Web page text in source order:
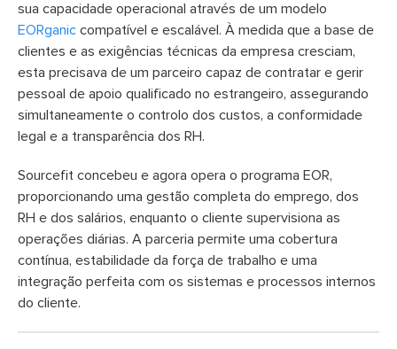
sua capacidade operacional através de um modelo
EORganic compatível e escalável. À medida que a base de
clientes e as exigências técnicas da empresa cresciam,
esta precisava de um parceiro capaz de contratar e gerir
pessoal de apoio qualificado no estrangeiro, assegurando
simultaneamente o controlo dos custos, a conformidade
legal e a transparência dos RH.
Sourcefit concebeu e agora opera o programa EOR,
proporcionando uma gestão completa do emprego, dos
RH e dos salários, enquanto o cliente supervisiona as
operações diárias. A parceria permite uma cobertura
contínua, estabilidade da força de trabalho e uma
integração perfeita com os sistemas e processos internos
do cliente.